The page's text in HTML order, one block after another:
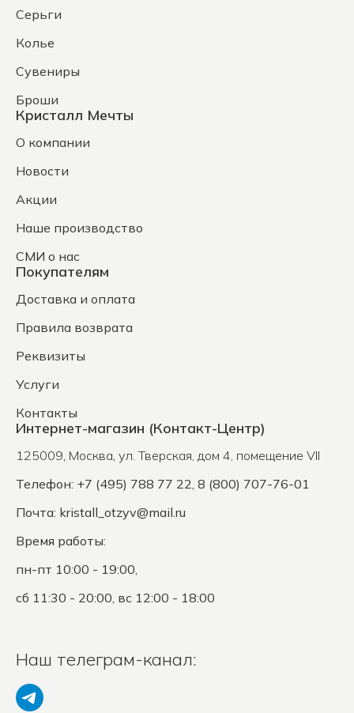
Серьги
Колье
Сувениры
Броши
Кристалл Мечты
О компании
Новости
Акции
Наше производство
СМИ о нас
Покупателям
Доставка и оплата
Правила возврата
Реквизиты
Услуги
Контакты
Интернет-магазин (Контакт-Центр)
125009, Москва, ул. Тверская, дом 4, помещение VII
Телефон: +7 (495) 788 77 22, 8 (800) 707-76-01
Почта: kristall_otzyv@mail.ru
Время работы:
пн-пт 10:00 - 19:00,
сб 11:30 - 20:00, вс 12:00 - 18:00
Наш телеграм-канал: